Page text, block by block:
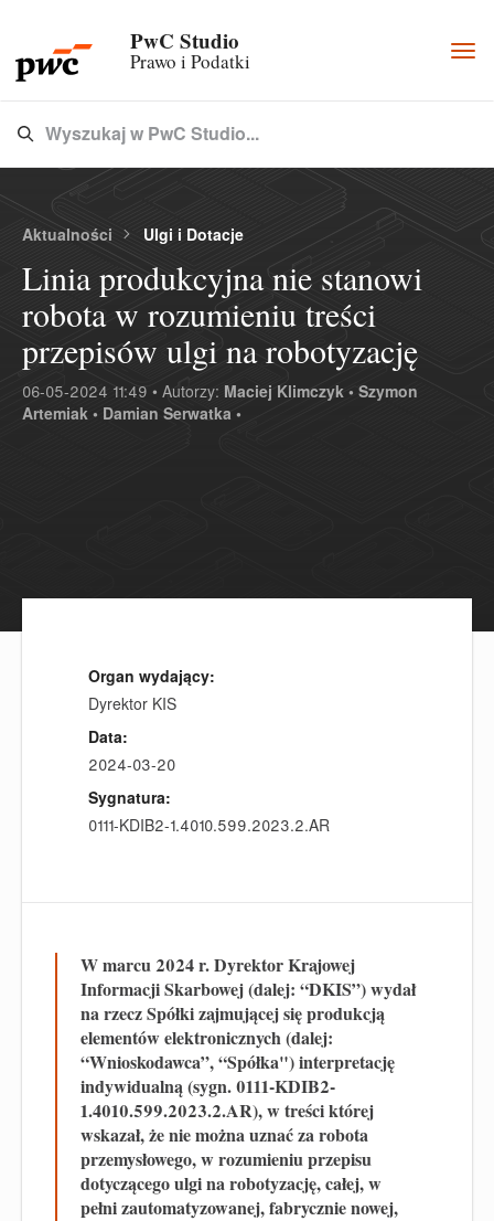
PwC Studio
Prawo i Podatki
Type 3 or more characters for results.
Wyszukaj w PwC Studio...
Aktualności Ulgi i Dotacje
Linia produkcyjna nie stanowi
robota w rozumieniu treści
przepisów ulgi na robotyzację
06-05-2024 11:49 • Autorzy: Maciej Klimczyk • Szymon
Artemiak • Damian Serwatka •
Organ wydający:
Dyrektor KIS
Data:
2024-03-20
Sygnatura:
0111-KDIB2-1.4010.599.2023.2.AR
W marcu 2024 r. Dyrektor Krajowej
Informacji Skarbowej (dalej: “DKIS”) wydał
na rzecz Spółki zajmującej się produkcją
elementów elektronicznych (dalej:
“Wnioskodawca”, “Spółka") interpretację
indywidualną (sygn. 0111-KDIB2-
1.4010.599.2023.2.AR), w treści której
wskazał, że nie można uznać za robota
przemysłowego, w rozumieniu przepisu
dotyczącego ulgi na robotyzację, całej, w
pełni zautomatyzowanej, fabrycznie nowej,